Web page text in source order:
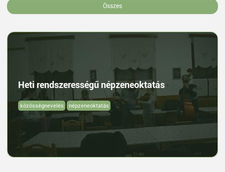
Összes
Heti rendszerességű népzeneoktatás
közösségnevelés népzeneoktatás